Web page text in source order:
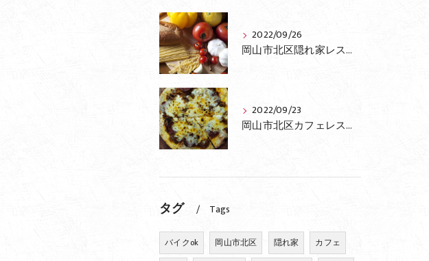
2022/09/26
岡山市北区隠れ家レストランふらっとの最新情報
2022/09/23
岡山市北区カフェレストランふらっとのおすすめピザ
タグ Tags
バイクok 岡山市北区 隠れ家
カフェ